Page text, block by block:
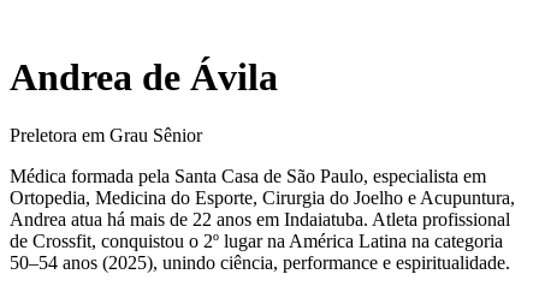
Andrea de Ávila
Preletora em Grau Sênior
Médica formada pela Santa Casa de São Paulo, especialista em
Ortopedia, Medicina do Esporte, Cirurgia do Joelho e Acupuntura,
Andrea atua há mais de 22 anos em Indaiatuba. Atleta profissional
de Crossfit, conquistou o 2º lugar na América Latina na categoria
50–54 anos (2025), unindo ciência, performance e espiritualidade.